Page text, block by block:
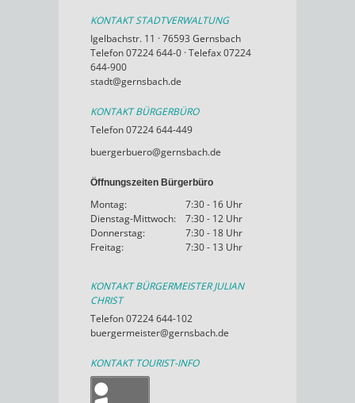
KONTAKT STADTVERWALTUNG
Igelbachstr. 11 · 76593 Gernsbach
Telefon 07224 644-0 · Telefax 07224
644-900
stadt@gernsbach.de
KONTAKT BÜRGERBÜRO
Telefon 07224 644-449
buergerbuero@gernsbach.de
Öffnungszeiten Bürgerbüro
Montag:
7:30 - 16 Uhr
Dienstag-Mittwoch:
7:30 - 12 Uhr
Donnerstag:
7:30 - 18 Uhr
Freitag:
7:30 - 13 Uhr
KONTAKT BÜRGERMEISTER JULIAN
CHRIST
Telefon 07224 644-102
buergermeister@gernsbach.de
KONTAKT TOURIST-INFO